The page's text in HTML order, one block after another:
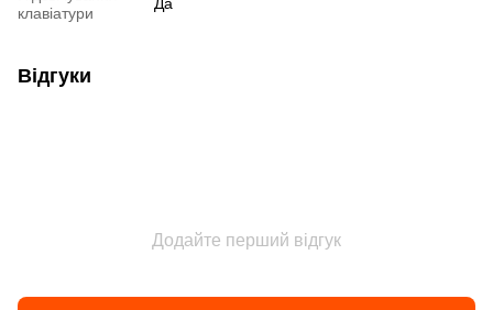
клавіатури
Відгуки
Додайте перший відгук